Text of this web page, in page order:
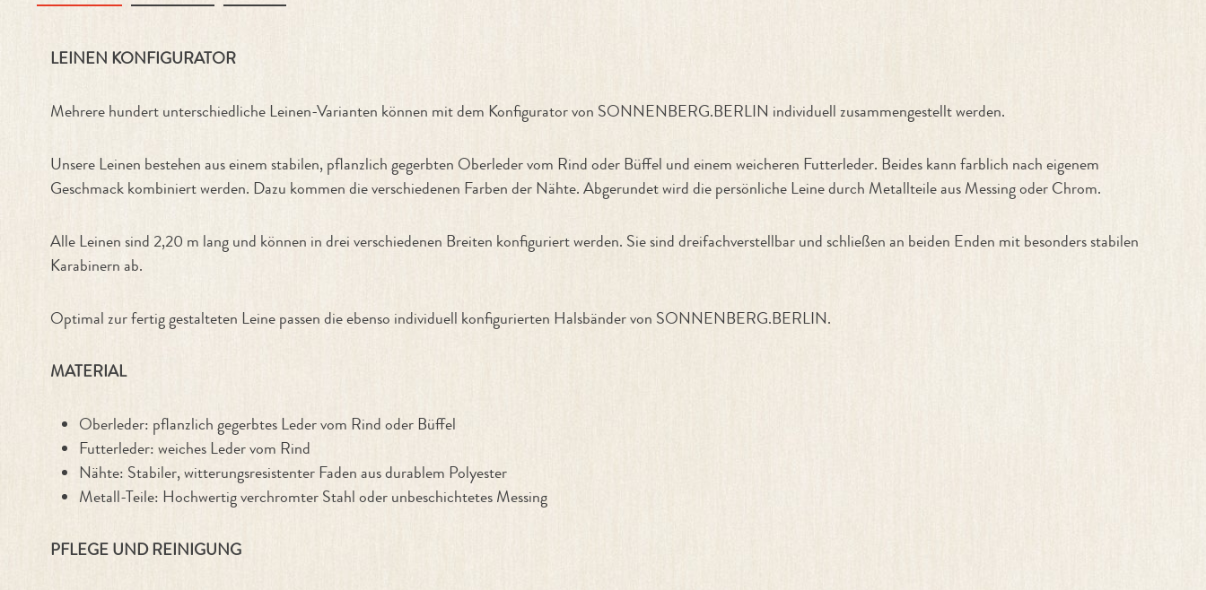
Produktinformationen "Leinen Konfigurator"
LEINEN KONFIGURATOR
Mehrere hundert unterschiedliche Leinen-Varianten können mit dem Konfigurator von SONNENBERG.BERLIN individuell zusammengestellt werden.
Unsere Leinen bestehen aus einem stabilen, pflanzlich gegerbten Oberleder vom Rind oder Büffel und einem weicheren Futterleder. Beides kann farblich nach eigenem
Geschmack kombiniert werden. Dazu kommen die verschiedenen Farben der Nähte. Abgerundet wird die persönliche Leine durch Metallteile aus Messing oder Chrom.
Alle Leinen sind 2,20 m lang und können in drei verschiedenen Breiten konfiguriert werden. Sie sind dreifachverstellbar und schließen an beiden Enden mit besonders stabilen
Karabinern ab.
Optimal zur fertig gestalteten Leine passen die ebenso individuell konfigurierten Halsbänder von SONNENBERG.BERLIN.
MATERIAL
Oberleder: pflanzlich gegerbtes Leder vom Rind oder Büffel
Futterleder: weiches Leder vom Rind
Nähte: Stabiler, witterungsresistenter Faden aus durablem Polyester
Metall-Teile: Hochwertig verchromter Stahl oder unbeschichtetes Messing
PFLEGE UND REINIGUNG